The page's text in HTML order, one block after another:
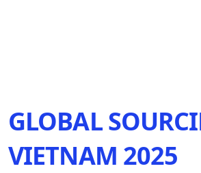
GLOBAL
VIETNAM 2025